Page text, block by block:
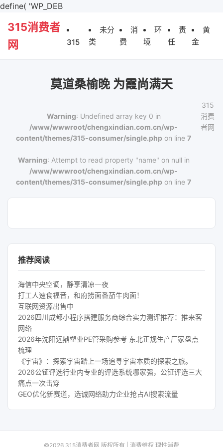
define( 'WP_DEB
315消费者
网
315
未分
类
消
费
环
境
责
任
黄
金
莫道桑榆晚 为霞尚满天
Warning: Undefined array key 0 in
/www/wwwroot/chengxindian.com.cn/wp-
content/themes/315-consumer/single.php on line7
Warning: Attempt to read property "name" on null in
/www/wwwroot/chengxindian.com.cn/wp-
content/themes/315-consumer/single.php on line7
315
消费
者网
推荐阅读
海信中央空调，静享清凉一夜
打工人速食福音，和府捞面番茄牛肉面！
互联网资源出售中
2026四川成都小程序搭建服务商综合实力测评推荐：推来客
网络
2026年沈阳远鼎塑业PE管采购参考 东北正规生产厂家盘点
梳理
《宇宙》：探索宇宙踏上一场追寻宇宙本质的探索之旅。
2026公钲评选行业内专业的评选系统哪家强，公钲评选三大
痛点一次击穿
GEO优化新赛道，选诚网络助力企业抢占AI搜索流量
©2026 315消费者网 版权所有 | 消费维权 理性消费